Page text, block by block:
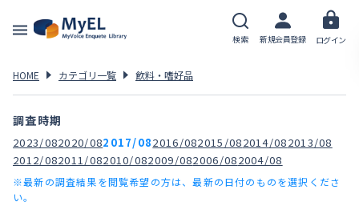
検索 新規会員登録 ログイン
HOME カテゴリ一覧 飲料・嗜好品
調査時期
2023/082020/082017/082016/082015/082014/082013/08
2012/082011/082010/082009/082006/082004/08
※最新の調査結果を閲覧希望の方は、最新の日付のものを選択くださ
い。